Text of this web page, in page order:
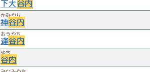
下大谷内
かみやち
神谷内
おうやち
逢谷内
やち
谷内